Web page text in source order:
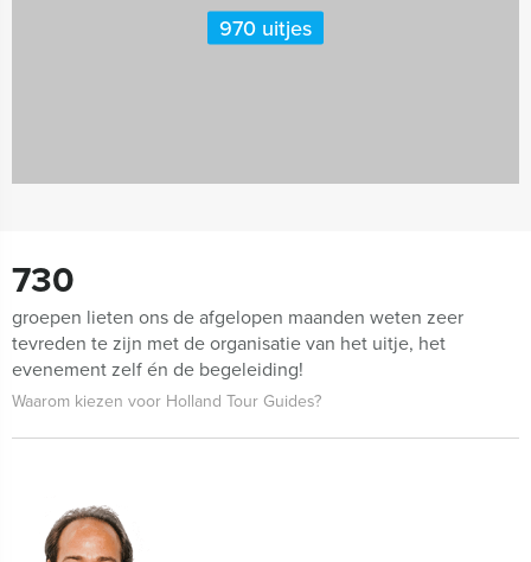
970 uitjes
730
groepen lieten ons de afgelopen maanden weten zeer
tevreden te zijn met de organisatie van het uitje, het
evenement zelf én de begeleiding!
Waarom kiezen voor Holland Tour Guides?